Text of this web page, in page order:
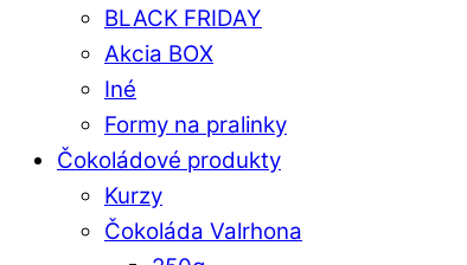
BLACK FRIDAY
Akcia BOX
Iné
Formy na pralinky
Čokoládové produkty
Kurzy
Čokoláda Valrhona